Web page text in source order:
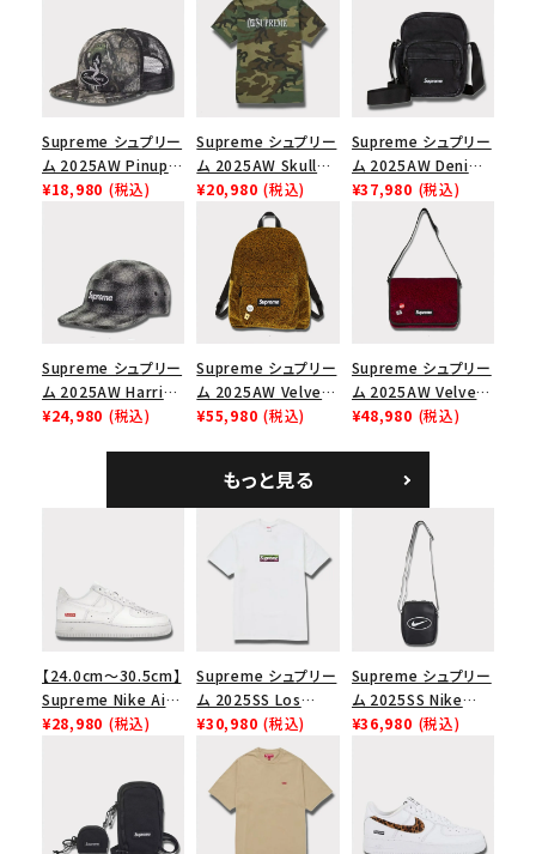
Supreme シュプリー
ム 2025AW Pinup
Mesh Back 5-Panel
ップ トゥルーティン
バーHTC フォールカ
¥18,980 (税込)
Supreme シュプリー
ム 2025AW Skull
Tee スカル Tシャ
ツ ウッドランドカモ
¥20,980 (税込)
Supreme シュプリー
ム 2025AW Denim
Shoulder Bag デニ
ム ショルダーバッグ
¥37,980 (税込)
Supreme シュプリー
ム 2025AW Harris
Tweed Camp Cap
¥24,980 (税込)
Supreme シュプリー
ム 2025AW Velvet
Backpack ベルベッ
¥55,980 (税込)
Supreme シュプリー
ム 2025AW Velvet
Small Messenger
バッグ レッドレオパー
ド
¥48,980 (税込)
もっと見る
【24.0cm～30.5cm】
Supreme Nike Air
Force 1 Low シュプ
ューズ ホワイト
¥28,980 (税込)
Supreme シュプリー
ム 2025SS Los
Angeles Fire Relief
Box Logo Tee ファ
イヤーリリーフボック
スロゴTシャツ ホワ
イト 白
¥30,980 (税込)
Supreme シュプリー
ム 2025SS Nike
Leather Shoulder
¥36,980 (税込)